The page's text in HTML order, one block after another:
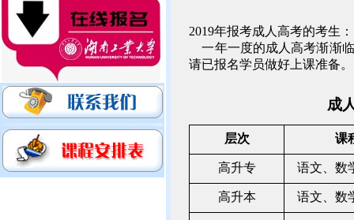
2019年报考成人高考的考生：
一年一度的成人高考渐渐
请已报名学员做好上课准备。
成
层次 课
高升专 语文、数
高升本 语文、数